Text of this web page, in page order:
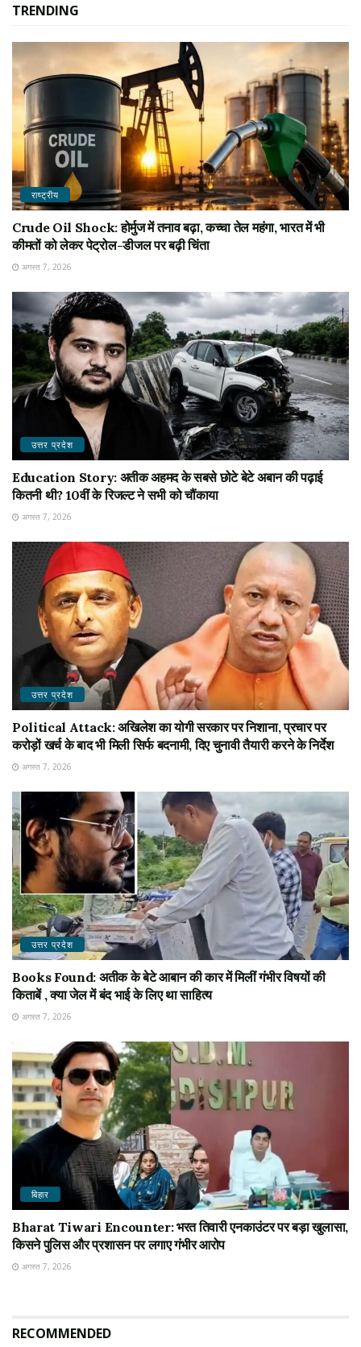
TRENDING
राष्ट्रीय
Crude Oil Shock: होर्मुज में तनाव बढ़ा, कच्चा तेल महंगा, भारत में भी
कीमतों को लेकर पेट्रोल-डीजल पर बढ़ी चिंता
अगस्त 7, 2026
उत्तर प्रदेश
Education Story: अतीक अहमद के सबसे छोटे बेटे अबान की पढ़ाई
कितनी थी? 10वीं के रिजल्ट ने सभी को चौंकाया
अगस्त 7, 2026
उत्तर प्रदेश
Political Attack: अखिलेश का योगी सरकार पर निशाना, प्रचार पर
करोड़ों खर्च के बाद भी मिली सिर्फ बदनामी, दिए चुनावी तैयारी करने के निर्देश
अगस्त 7, 2026
उत्तर प्रदेश
Books Found: अतीक के बेटे आबान की कार में मिलीं गंभीर विषयों की
किताबें , क्या जेल में बंद भाई के लिए था साहित्य
अगस्त 7, 2026
बिहार
Bharat Tiwari Encounter: भरत तिवारी एनकाउंटर पर बड़ा खुलासा,
किसने पुलिस और प्रशासन पर लगाए गंभीर आरोप
अगस्त 7, 2026
RECOMMENDED